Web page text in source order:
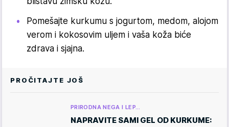
Pomešajte kurkumu s jogurtom, medom, alojom
verom i kokosovim uljem i vaša koža biće
zdrava i sjajna.
PROČITAJTE JOŠ
PRIRODNA NEGA I LEP…
NAPRAVITE SAMI GEL OD KURKUME: